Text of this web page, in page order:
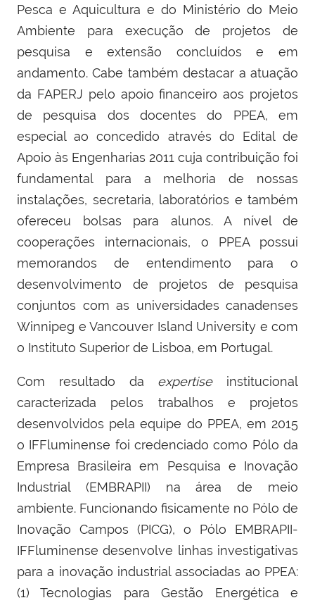
Pesca e Aquicultura e do Ministério do Meio
Ambiente para execução de projetos de
pesquisa e extensão concluídos e em
andamento. Cabe também destacar a atuação
da FAPERJ pelo apoio financeiro aos projetos
de pesquisa dos docentes do PPEA, em
especial ao concedido através do Edital de
Apoio às Engenharias 2011 cuja contribuição foi
fundamental para a melhoria de nossas
instalações, secretaria, laboratórios e também
ofereceu bolsas para alunos. A nível de
cooperações internacionais, o PPEA possui
memorandos de entendimento para o
desenvolvimento de projetos de pesquisa
conjuntos com as universidades canadenses
Winnipeg e Vancouver Island University e com
o Instituto Superior de Lisboa, em Portugal.
Com resultado da expertiseinstitucional
caracterizada pelos trabalhos e projetos
desenvolvidos pela equipe do PPEA, em 2015
o IFFluminense foi credenciado como Pólo da
Empresa Brasileira em Pesquisa e Inovação
Industrial (EMBRAPII) na área de meio
ambiente. Funcionando fisicamente no Pólo de
Inovação Campos (PICG), o Pólo EMBRAPII-
IFFluminense desenvolve linhas investigativas
para a inovação industrial associadas ao PPEA:
(1)Tecnologias para Gestão Energética e